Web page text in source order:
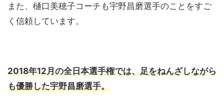
また、樋口美穂子コーチも宇野昌磨選手のことをすご
く信頼しています。
2018年12月の全日本選手権では、足をねんざしながら
も優勝した宇野昌磨選手。